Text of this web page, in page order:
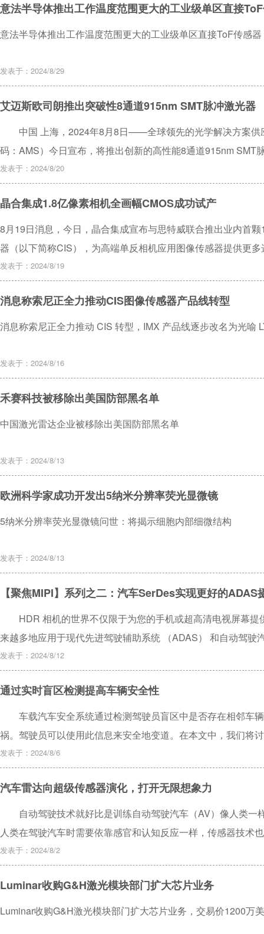
意法半导体推出工作温度范围更大的工业级单区直接
意法半导体推出工作温度范围更大的工业级单区直接ToF传感器
发表于：2024/8/29
艾迈斯欧司朗推出突破性8通道915nm SMT脉冲激光器
中国 上海，2024年8月8日——全球领先的光学解决方案供
码：AMS）今日宣布，将推出创新的高性能8通道915nm
驾驶赋予能量，简化系统设计并提升性能，使长距离探测的激
S8L91A_3被应用到乘用车、卡车和无人驾驶出租车等自动驾
系统的运行，导航，和数据处理能力。
发表于：2024/8/20
晶合集成1.8亿像素相机全画幅CMOS成功试产
8月19日消息，今日，晶合集成宣布与思特威联合推出业内首
器（以下简称CIS），为高端单反相机应用图像传感器提供更
米工艺平台，与思特威共同开发光刻拼接技术，克服了在像素
破了在单个芯片尺寸上，所能覆盖一个常规光罩的极限。 同时
然保证电学性能和光学性能的连贯一致。
发表于：2024/8/19
消息称索尼正全力推动CIS图像传感器产品线转型
消息称索尼正全力推动 CIS 转型，IMX 产品线逐步改名为光喻
发表于：2024/8/16
禾赛科技被移除出美国防部黑名单
中国激光雷达企业被移除出美国防部黑名单
发表于：2024/8/13
欧洲科学家成功开发出5纳米分辨率荧光显微镜
5纳米分辨率荧光显微镜问世：将揭示细胞内部细微结构
发表于：2024/8/13
【聚焦MIPI】系列之二：汽车SerDes实现更好的ADAS
HDR 相机的世界不仅限于为您的手机或超高清电视屏幕提
来越多地应用于现代先进驾驶辅助系统 （ADAS） 和自动驾驶
动驾驶汽车配备了至少29个摄像头，此外还有五个激光雷达和
发表于：2024/8/12
通过实时盲区检测提高车辆安全性
车载汽车安全系统通过检测驾驶员盲区中是否存在相邻车
祸。驾驶员可以使用此信息来安全地变道。在本文中，我们将
发表于：2024/8/6
汽车雷达向超级传感器演化，打开无限想象力
自动驾驶技术就好比是训练自动驾驶汽车（AV）像人类一
人类在驾驶汽车时需要依靠感官和认知反应一样，传感器技术
发表于：2024/8/2
Luminar收购G&H激光模块部门扩大芯片业务
Luminar收购G&H激光模块部门扩大芯片业务，交易价1200万